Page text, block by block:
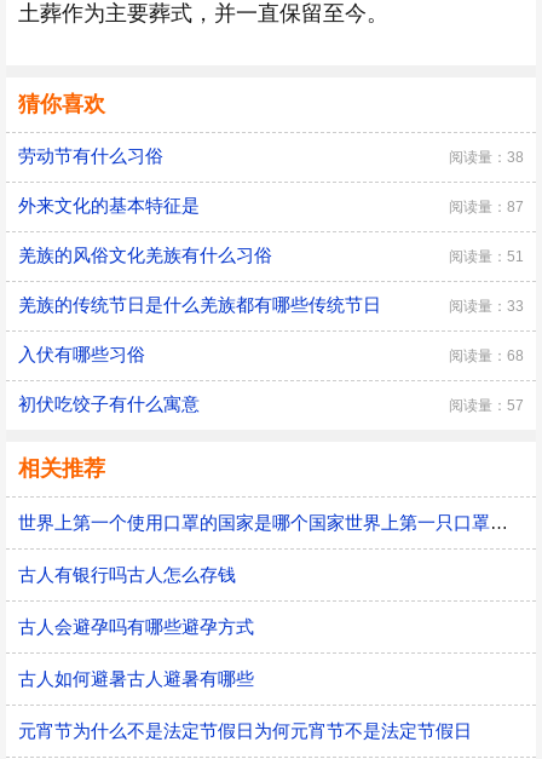
土葬作为主要葬式，并一直保留至今。
猜你喜欢
劳动节有什么习俗 阅读量：38
外来文化的基本特征是 阅读量：87
羌族的风俗文化羌族有什么习俗 阅读量：51
羌族的传统节日是什么羌族都有哪些传统节日 阅读量：33
入伏有哪些习俗 阅读量：68
初伏吃饺子有什么寓意 阅读量：57
相关推荐
世界上第一个使用口罩的国家是哪个国家世界上第一只口罩是谁发明的
古人有银行吗古人怎么存钱
古人会避孕吗有哪些避孕方式
古人如何避暑古人避暑有哪些
元宵节为什么不是法定节假日为何元宵节不是法定节假日